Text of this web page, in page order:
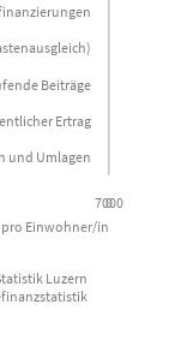
Einwohner/in.
pro Einwohner/in
0
7000
Beiträge
Ertrag
und Umlagen
Luzern